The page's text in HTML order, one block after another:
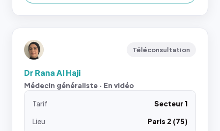
Téléconsultation
Dr Rana Al Haji
Médecin généraliste · En vidéo
Tarif
Secteur 1
Lieu
Paris 2 (75)